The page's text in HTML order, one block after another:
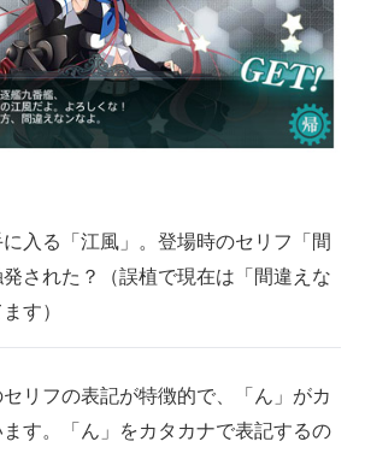
く分かる
門サイト
合サイト
門サイト
門サイト
ディア
入る「江風」。登場時のセリフ「間
された？（誤植で現在は「間違えな
す）
リフの表記が特徴的で、「ん」がカ
す。「ん」をカタカナで表記するの